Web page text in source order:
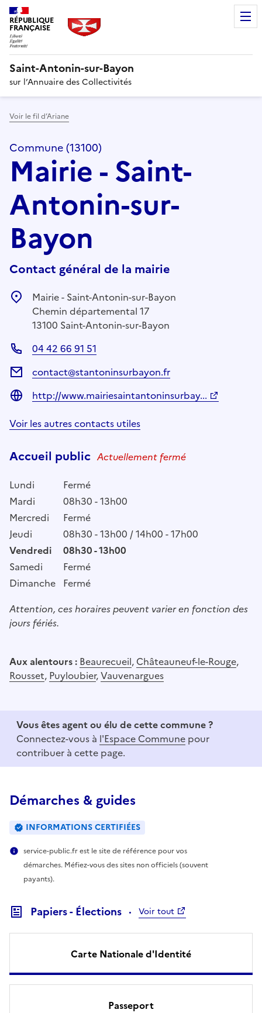
RÉPUBLIQUE
FRANÇAISE
Saint-Antonin-sur-Bayon
sur l’Annuaire des Collectivités
Voir le fil d’Ariane
Commune (13100)
Mairie - Saint-
Antonin-sur-
Bayon
Contact général de la mairie
Mairie - Saint-Antonin-sur-Bayon
Chemin départemental 17
13100 Saint-Antonin-sur-Bayon
04 42 66 91 51
contact@stantoninsurbayon.fr
http://www.mairiesaintantoninsurbay...
Voir les autres contacts utiles
Accueil public Actuellement fermé
Lundi
Fermé
Mardi
08h30 - 13h00
Mercredi
Fermé
Jeudi
08h30 - 13h00 / 14h00 - 17h00
Vendredi
08h30 - 13h00
Samedi
Fermé
Dimanche Fermé
Attention, ces horaires peuvent varier en fonction des
jours fériés.
Aux alentours : Beaurecueil, Châteauneuf-le-Rouge,
Rousset, Puyloubier,Vauvenargues
Vous êtes agent ou élu de cette commune ?
Connectez-vous à l'Espace Commune pour
contribuer à cette page.
Démarches & guides
INFORMATIONS CERTIFIÉES
service-public.fr est le site de référence pour vos
démarches. Méfiez-vous des sites non officiels (souvent
payants).
Papiers - Élections Voir tout
Carte Nationale d'Identité
Passeport